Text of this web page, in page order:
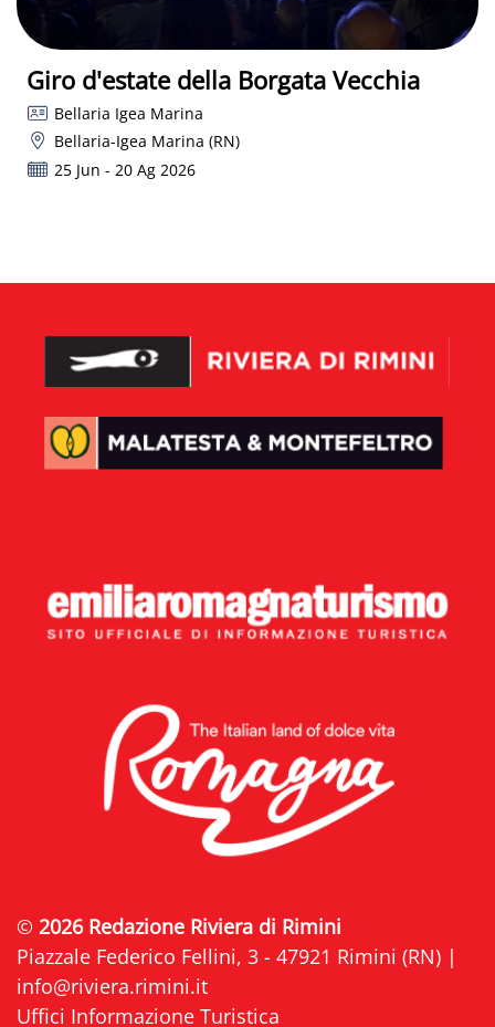
Giro d'estate della Borgata Vecchia
Bellaria Igea Marina
Bellaria-Igea Marina (RN)
25 Jun - 20 Ag 2026
© 2026 Redazione Riviera di Rimini
Piazzale Federico Fellini, 3 - 47921 Rimini (RN) |
info@riviera.rimini.it
Uffici Informazione Turistica